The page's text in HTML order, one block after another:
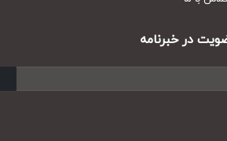
در خبرنامه